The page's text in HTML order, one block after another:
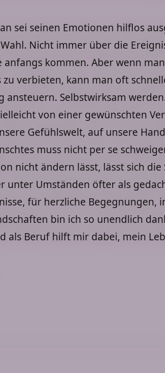
sei seinen Emotionen hilflos
Nicht immer über die
anfangs kommen. Aber wenn
verbieten, kann man oft
ansteuern. Selbstwirksam
von einer gewünschten
Gefühlswelt, auf unsere
muss nicht per se
nicht ändern lässt, lässt sich
unter Umständen öfter als
für herzliche Begegnungen,
bin ich so unendlich
als Beruf hilft mir dabei, mein